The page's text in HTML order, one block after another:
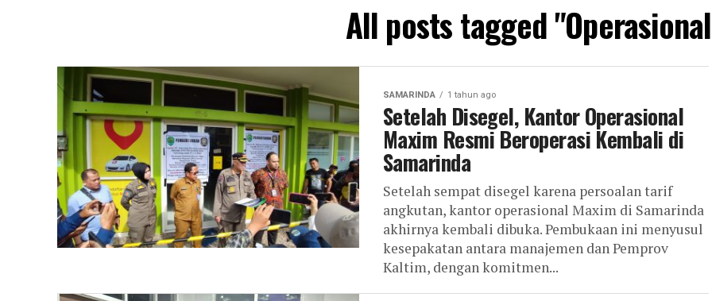
All posts tagged
SAMARINDA 1 tahun ago
Setelah Disegel, Kantor Operasional
Maxim Resmi Beroperasi Kembali di
Samarinda
Setelah sempat disegel karena persoalan tarif
angkutan, kantor operasional Maxim di Samarinda
akhirnya kembali dibuka. Pembukaan ini menyusul
kesepakatan antara manajemen dan Pemprov
Kaltim, dengan komitmen...